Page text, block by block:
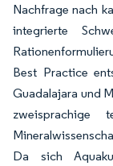
Nachfrage nach
integrierte
Best Practice
Guadalajara und
zweisprachige
Da sich